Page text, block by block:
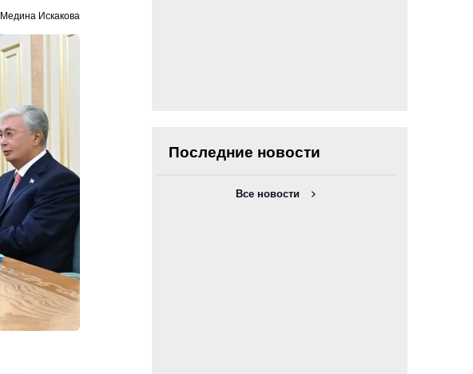
Медина Искакова
Последние новости
Все новости